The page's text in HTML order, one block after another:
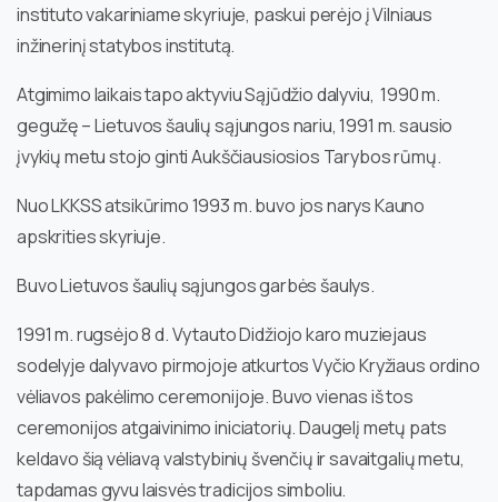
instituto vakariniame skyriuje, paskui perėjo į Vilniaus
inžinerinį statybos institutą.
Atgimimo laikais tapo aktyviu Sąjūdžio dalyviu, 1990 m.
gegužę – Lietuvos šaulių sąjungos nariu, 1991 m. sausio
įvykių metu stojo ginti Aukščiausiosios Tarybos rūmų.
Nuo LKKSS atsikūrimo 1993 m. buvo jos narys Kauno
apskrities skyriuje.
Buvo Lietuvos šaulių sąjungos garbės šaulys.
1991 m. rugsėjo 8 d. Vytauto Didžiojo karo muziejaus
sodelyje dalyvavo pirmojoje atkurtos Vyčio Kryžiaus ordino
vėliavos pakėlimo ceremonijoje. Buvo vienas iš tos
ceremonijos atgaivinimo iniciatorių. Daugelį metų pats
keldavo šią vėliavą valstybinių švenčių ir savaitgalių metu,
tapdamas gyvu laisvės tradicijos simboliu.